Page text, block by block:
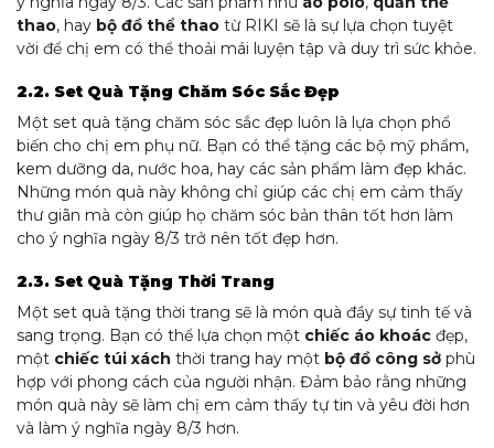
thao, hay bộ đồ thể thao từ RIKI sẽ là sự lựa chọn tuyệt
vời để chị em có thể thoải mái luyện tập và duy trì sức khỏe.
2.2. Set Quà Tặng Chăm Sóc Sắc Đẹp
Một set quà tặng chăm sóc sắc đẹp luôn là lựa chọn phổ
biến cho chị em phụ nữ. Bạn có thể tặng các bộ mỹ phẩm,
kem dưỡng da, nước hoa, hay các sản phẩm làm đẹp khác.
Những món quà này không chỉ giúp các chị em cảm thấy
thư giãn mà còn giúp họ chăm sóc bản thân tốt hơn làm
cho ý nghĩa ngày 8/3 trở nên tốt đẹp hơn.
2.3. Set Quà Tặng Thời Trang
Một set quà tặng thời trang sẽ là món quà đầy sự tinh tế và
sang trọng. Bạn có thể lựa chọn một chiếc áo khoác đẹp,
một chiếc túi xách thời trang hay một bộ đồ công sở phù
hợp với phong cách của người nhận. Đảm bảo rằng những
món quà này sẽ làm chị em cảm thấy tự tin và yêu đời hơn
và làm ý nghĩa ngày 8/3 hơn.